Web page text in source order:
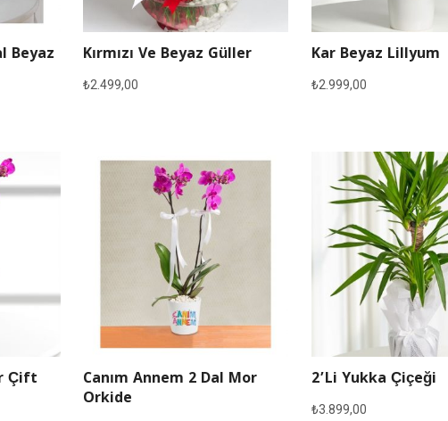
Beyaz
Kırmızı Ve Beyaz Güller
₺2.499,00
Kar Beyaz Lillyum
₺2.999,00
Çift
Canım Annem 2 Dal Mor
Orkide
2’li Yukka Çiçeği
₺3.899,00